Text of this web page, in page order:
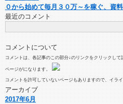
０から始めて毎月３０万～を稼ぐ、資
最近のコメント
コメントについて
コメントは、各記事のこの部分↓のリンクをクリックし
ページがになります。
コメントを許可していないページもありますので、イラ
アーカイブ
2017年6月